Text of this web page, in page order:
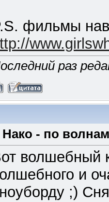
фильмы
раз
Нако - по
волшебный
и
;)